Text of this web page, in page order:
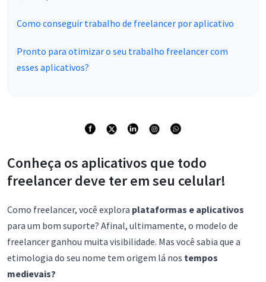
Como conseguir trabalho de freelancer por aplicativo
Pronto para otimizar o seu trabalho freelancer com
esses aplicativos?
Conheça os aplicativos que todo
freelancer deve ter em seu celular!
Como freelancer, você explora plataformas e aplicativos
para um bom suporte? Afinal, ultimamente, o modelo de
freelancer ganhou muita visibilidade. Mas você sabia que a
etimologia do seu nome tem origem lá nos tempos
medievais?